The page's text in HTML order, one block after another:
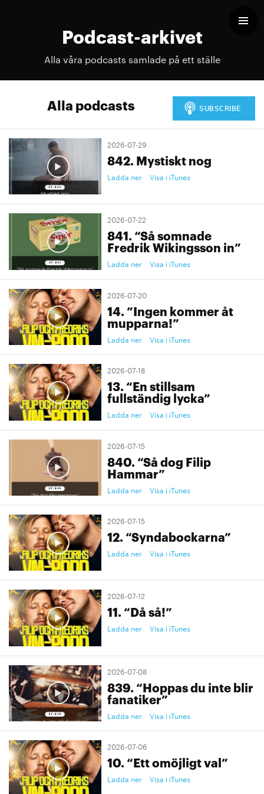
Podcast-arkivet
Alla våra podcasts samlade på ett ställe
Alla podcasts
2026-07-29
842. Mystiskt nog
Ladda ner Visa i iTunes
2026-07-22
841. “Så somnade
Fredrik Wikingsson in”
Ladda ner Visa i iTunes
2026-07-20
14. ”Ingen kommer åt
mupparna!”
Ladda ner Visa i iTunes
2026-07-18
13. “En stillsam
fullständig lycka”
Ladda ner Visa i iTunes
2026-07-15
840. “Så dog Filip
Hammar”
Ladda ner Visa i iTunes
2026-07-15
12. “Syndabockarna”
Ladda ner Visa i iTunes
2026-07-12
11. “Då så!”
Ladda ner Visa i iTunes
2026-07-08
839. “Hoppas du inte blir
fanatiker”
Ladda ner Visa i iTunes
2026-07-06
10. “Ett omöjligt val”
Ladda ner Visa i iTunes